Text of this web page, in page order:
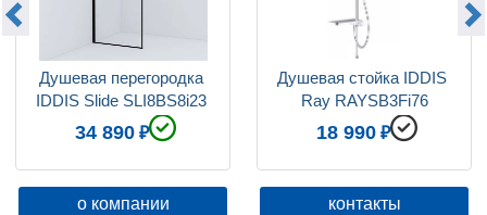
Душевая перегородка
IDDIS Slide SLI8BS8i23
Walk In 80x195
34 890
Душевая стойка IDDIS
Ray RAYSB3Fi76
18 990
о компании контакты